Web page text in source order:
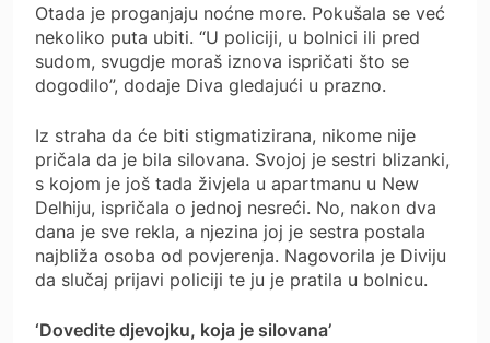
Otada je proganjaju noćne more. Pokušala se već
nekoliko puta ubiti. “U policiji, u bolnici ili pred
sudom, svugdje moraš iznova ispričati što se
dogodilo”, dodaje Diva gledajući u prazno.
Iz straha da će biti stigmatizirana, nikome nije
pričala da je bila silovana. Svojoj je sestri blizanki,
s kojom je još tada živjela u apartmanu u New
Delhiju, ispričala o jednoj nesreći. No, nakon dva
dana je sve rekla, a njezina joj je sestra postala
najbliža osoba od povjerenja. Nagovorila je Diviju
da slučaj prijavi policiji te ju je pratila u bolnicu.
‘Dovedite djevojku, koja je silovana’